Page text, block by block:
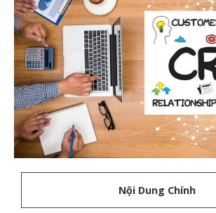
Nội Dung Chính